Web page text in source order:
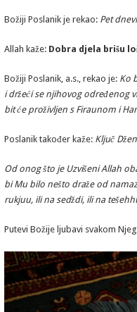
Božiji Poslanik je rekao: Pet
Allah kaže: Dobra djela brišu
Božiji Poslanik, a.s., rekao je: Ko
i držeći se njihovog određenog
bit će proživljen s Firaunom i
Poslanik također kaže: Ključ
Od onog što je Uzvišeni Allah
bi Mu bilo nešto draže od
rukjuu, ili na sedždi, ili na
Putevi Božije ljubavi svakom